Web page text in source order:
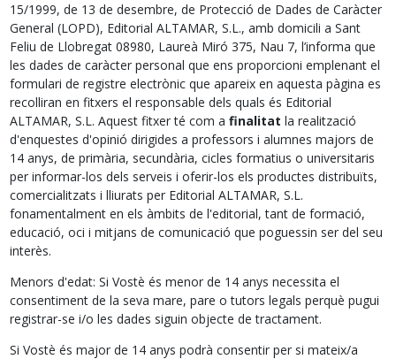
15/1999, de 13 de desembre, de Protecció de Dades de Caràcter
General (LOPD), Editorial ALTAMAR, S.L., amb domicili a Sant
Feliu de Llobregat 08980, Laureà Miró 375, Nau 7, l’informa que
les dades de caràcter personal que ens proporcioni emplenant el
formulari de registre electrònic que apareix en aquesta pàgina es
recolliran en fitxers el responsable dels quals és Editorial
ALTAMAR, S.L. Aquest fitxer té com a finalitat la realització
d'enquestes d'opinió dirigides a professors i alumnes majors de
14 anys, de primària, secundària, cicles formatius o universitaris
per informar-los dels serveis i oferir-los els productes distribuïts,
comercialitzats i lliurats per Editorial ALTAMAR, S.L.
fonamentalment en els àmbits de l'editorial, tant de formació,
educació, oci i mitjans de comunicació que poguessin ser del seu
interès.
Menors d'edat: Si Vostè és menor de 14 anys necessita el
consentiment de la seva mare, pare o tutors legals perquè pugui
registrar-se i/o les dades siguin objecte de tractament.
Si Vostè és major de 14 anys podrà consentir per si mateix/a